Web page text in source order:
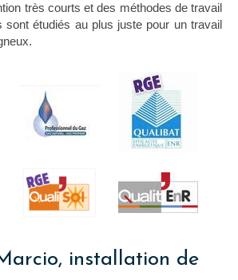
très courts et des méthodes de travail
sont étudiés au plus juste pour un travail
installation de